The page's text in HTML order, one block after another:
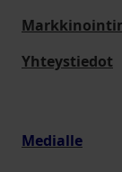
Yhteystiedot
Medialle